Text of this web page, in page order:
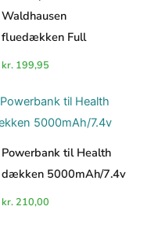
Waldhausen
fluedækken Full
kr.199,95
Powerbank til Health
dækken 5000mAh/7.4v
kr.210,00